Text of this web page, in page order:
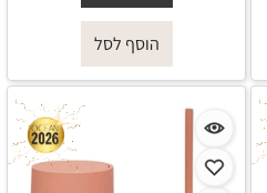
הוסף לסל